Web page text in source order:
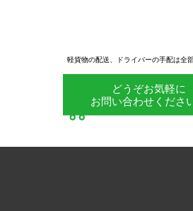
軽貨物の配送、ドライバーの手配は全
どうぞお気軽に
お問い合わせくださ